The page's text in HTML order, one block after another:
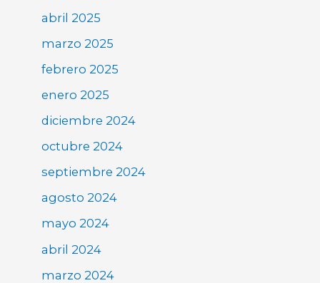
abril 2025
marzo 2025
febrero 2025
enero 2025
diciembre 2024
octubre 2024
septiembre 2024
agosto 2024
mayo 2024
abril 2024
marzo 2024